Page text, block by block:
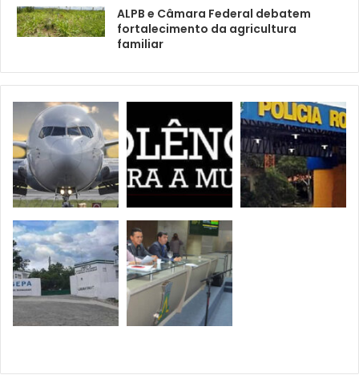
ALPB e Câmara Federal debatem
fortalecimento da agricultura
familiar